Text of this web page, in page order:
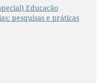
Educação
pesquisas e práticas